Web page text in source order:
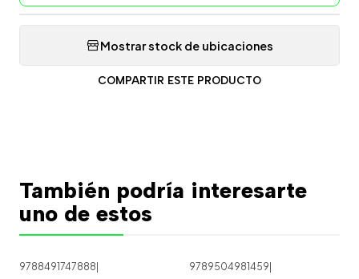
Mostrar stock de ubicaciones
COMPARTIR ESTE PRODUCTO
También podría interesarte
uno de estos
9788491747888 9789504981459